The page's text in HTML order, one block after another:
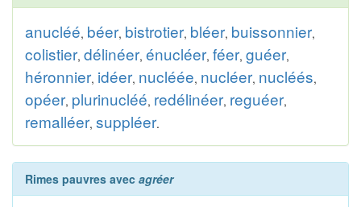
anucléé, béer, bistrotier, bléer, buissonnier,
colistier, délinéer, énucléer, féer, guéer,
héronnier, idéer, nucléée, nucléer, nucléés,
opéer, plurinucléé, redélinéer, reguéer,
remalléer, suppléer.
Rimes pauvres avec agréer